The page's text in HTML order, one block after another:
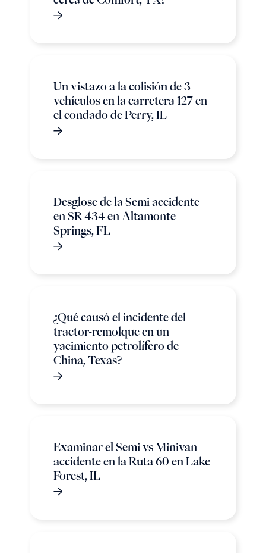
Un vistazo a la colisión de 3
vehículos en la carretera 127 en
el condado de Perry, IL
Desglose de la Semi accidente
en SR 434 en Altamonte
Springs, FL
¿Qué causó el incidente del
tractor-remolque en un
yacimiento petrolífero de
China, Texas?
Examinar el Semi vs Minivan
accidente en la Ruta 60 en Lake
Forest, IL